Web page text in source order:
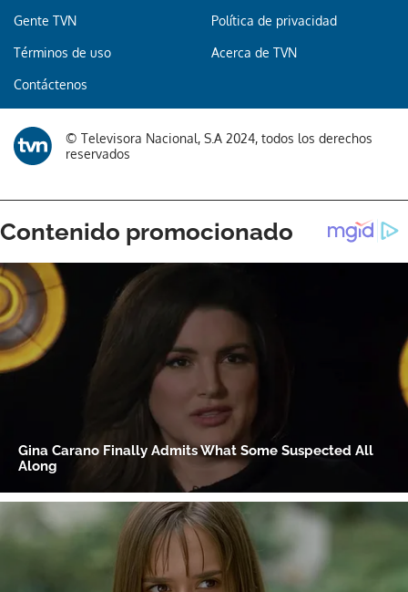
Gente TVN Política de privacidad
Términos de uso Acerca de TVN
Contáctenos
© Televisora Nacional, S.A 2024, todos los derechos
reservados